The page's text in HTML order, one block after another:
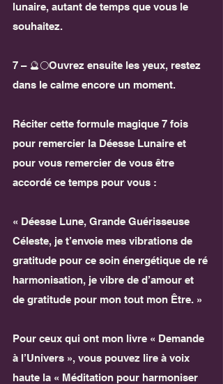
lunaire, autant de temps que vous le
souhaitez.
7 – 🔮🌕Ouvrez ensuite les yeux, restez
dans le calme encore un moment.
Réciter cette formule magique 7 fois
pour remercier la Déesse Lunaire et
pour vous remercier de vous être
accordé ce temps pour vous :
« Déesse Lune, Grande Guérisseuse
Céleste, je t’envoie mes vibrations de
gratitude pour ce soin énergétique de ré
harmonisation, je vibre de d’amour et
de gratitude pour mon tout mon Être. »
Pour ceux qui ont mon livre « Demande
à l’Univers », vous pouvez lire à voix
haute la « Méditation pour harmoniser